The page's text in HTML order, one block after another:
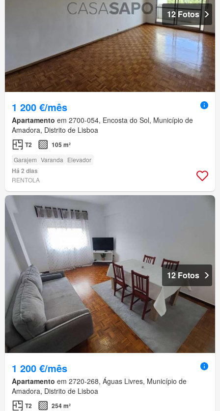
12 Fotos
1 200 €/mês
Apartamento em 2700-054, Encosta do Sol, Município de
Amadora, Distrito de Lisboa
T2 105 m²
Garajem Varanda Elevador
Há 2 dias
RENTOLA
12 Fotos
1 200 €/mês
Apartamento em 2720-268, Águas Livres, Município de
Amadora, Distrito de Lisboa
T2
254 m²